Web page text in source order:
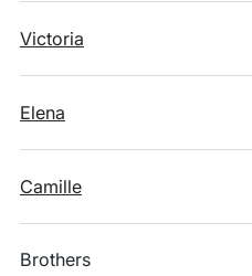
Victoria
Elena
Camille
Brothers